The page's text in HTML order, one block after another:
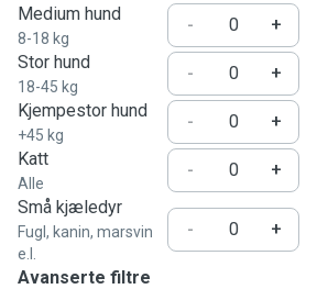
Medium hund
8-18 kg
-
+
Stor hund
18-45 kg
-
+
Kjempestor hund
+45 kg
-
+
Katt
Alle
-
+
Små kjæledyr
Fugl, kanin, marsvin
e.l.
- +
Avanserte filtre